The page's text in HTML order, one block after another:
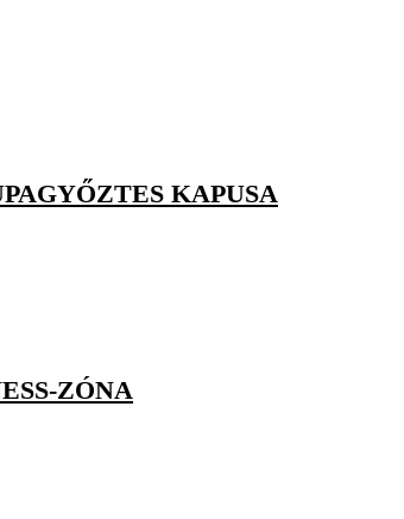
KAPUSA
ZÓNA